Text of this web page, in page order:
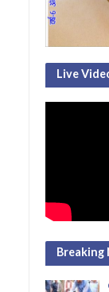
Live
Breaking